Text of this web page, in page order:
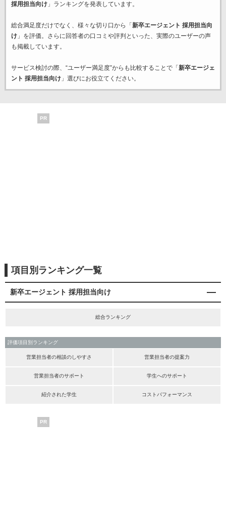
採用担当向け」ランキングを発表しています。
総合満足度だけでなく、様々な切り口から「 新卒エージェント 採用担当向
け」を評価。さらに回答者の口コミや評判といった、実際のユーザーの声
も掲載しています。
サービス検討の際、“ユーザー満足度”からも比較することで「 新卒エージェ
ント 採用担当向け」選びにお役立てください。
PR
項目別ランキング一覧
新卒エージェント 採用担当向け
総合ランキング
評価項目別ランキング
営業担当者の相談のしやすさ 営業担当者の提案力
営業担当者のサポート 学生へのサポート
紹介された学生 コストパフォーマンス
PR